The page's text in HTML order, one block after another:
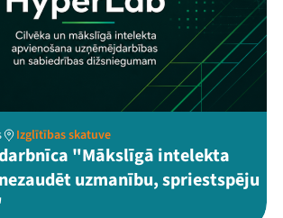
Izglītības skatuve
"Mākslīgā intelekta
uzmanību, spriestspēju